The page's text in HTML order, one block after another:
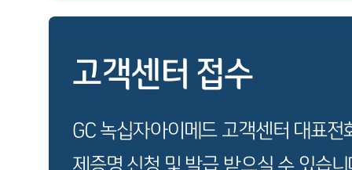
고객센터 접수
GC 녹십자아이메드 고객센터 대표전
제증명 신청 및 발급 받으실 수 있습